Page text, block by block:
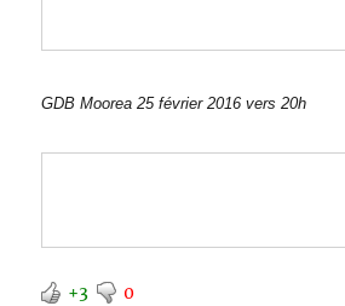
GDB Moorea 25 février 2016 vers 20h
+3 0